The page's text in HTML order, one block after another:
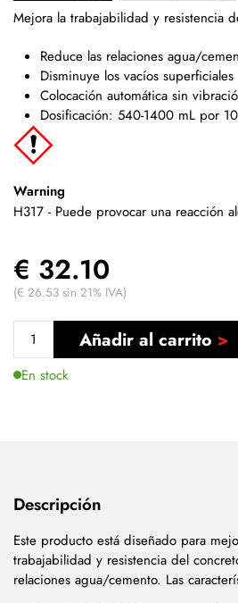
Mejora la trabajabilidad y resistencia
Reduce las relaciones agua/
Disminuye los vacíos superficiales
Colocación automática sin
Dosificación: 540-1400 mL por
Warning
H317 - Puede provocar una reacción
€ 32.10
(€ 26.53 sin 21% IVA)
Añadir al carrito
En stock
Descripción
Este producto está diseñado para
trabajabilidad y resistencia del
relaciones agua/cemento. Las